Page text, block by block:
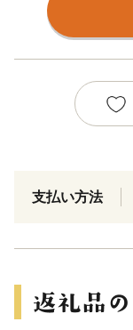
支払い方法